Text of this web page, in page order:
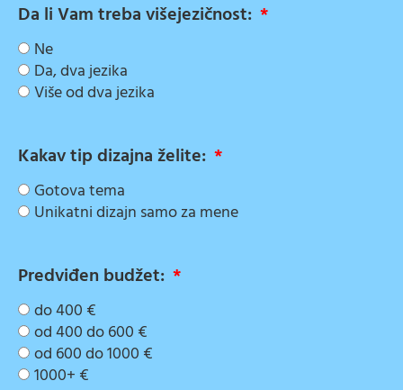
Da li Vam treba višejezičnost:
Ne
Da, dva jezika
Više od dva jezika
Kakav tip dizajna želite:
Gotova tema
Unikatni dizajn samo za mene
Predviđen budžet:
do 400 €
od 400 do 600 €
od 600 do 1000 €
1000+ €